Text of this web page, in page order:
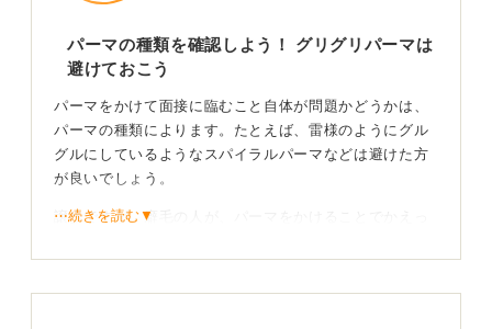
パーマの種類を確認しよう！ グリグリパーマは
避けておこう
パーマをかけて面接に臨むこと自体が問題かどうかは、
パーマの種類によります。たとえば、雷様のようにグル
グルにしているようなスパイラルパーマなどは避けた方
が良いでしょう。
譲歩ですが、癖毛の人が、パーマをかけることでかえっ
れは問題ありません。ご自身の髪質を活かし、清潔感を
⋯続きを読む▼